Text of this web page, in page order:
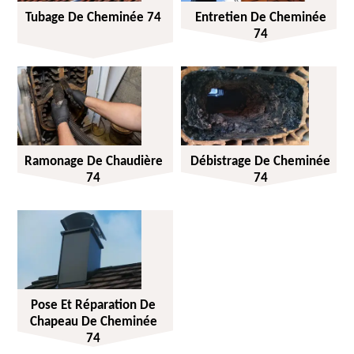
Tubage De Cheminée 74
Entretien De Cheminée
74
Ramonage De Chaudière
74
Débistrage De Cheminée
74
Pose Et Réparation De
Chapeau De Cheminée
74